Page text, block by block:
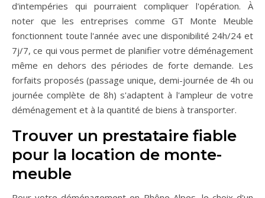
d'intempéries qui pourraient compliquer l'opération. À
noter que les entreprises comme GT Monte Meuble
fonctionnent toute l'année avec une disponibilité 24h/24 et
7j/7, ce qui vous permet de planifier votre déménagement
même en dehors des périodes de forte demande. Les
forfaits proposés (passage unique, demi-journée de 4h ou
journée complète de 8h) s'adaptent à l'ampleur de votre
déménagement et à la quantité de biens à transporter.
Trouver un prestataire fiable
pour la location de monte-
meuble